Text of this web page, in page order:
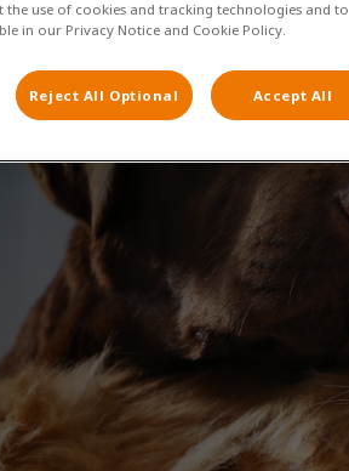
use of cookies and tracking technologies and to
in our Privacy Notice and Cookie Policy.
Reject All Optional Accept All